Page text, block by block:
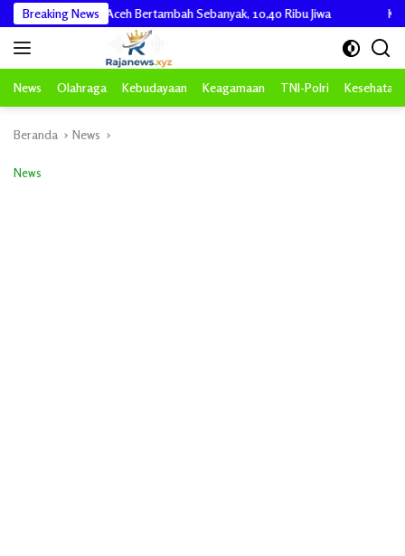
Langsung
ke
konten
Breaking News
Provinsi Aceh Bertambah Sebanyak, 10,40 Ribu Jiwa
News Olahraga Kebudayaan Keagamaan TNI-Polri Kesehatan
Beranda News
News